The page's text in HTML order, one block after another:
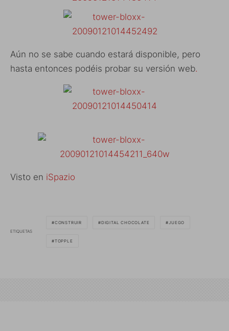
Aún no se sabe cuando estará disponible, pero
hasta entonces podéis probar su versión web.
Visto en iSpazio
ETIQUETAS
CONSTRUIR DIGITAL CHOCOLATE JUEGO
TOPPLE